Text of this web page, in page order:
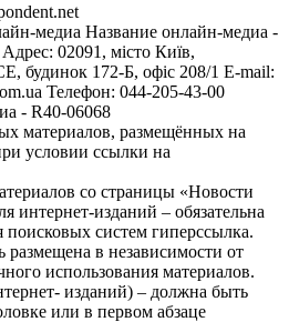
медиа Название онлайн-медиа -
02091, місто Київ,
172-Б, офіс 208/1 E-mail:
Телефон: 044-205-43-00
- R40-06068
материалов, размещённых на
условии ссылки на
со страницы «Новости
интернет-изданий – обязательна
поисковых систем гиперссылка.
в независимости от
использования материалов.
изданий) – должна быть
или в первом абзаце